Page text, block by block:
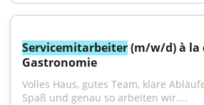
Servicemitarbeiter (m/w/d) à la
Gastronomie
Volles Haus, gutes Team, klare
Spaß und genau so arbeiten wir....